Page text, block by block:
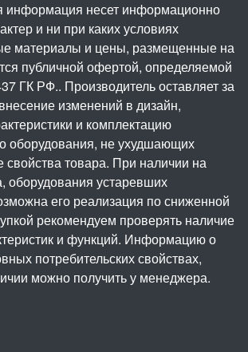
информация несет информационно
и ни при каких условиях
материалы и цены, размещенные на
публичной офертой, определяемой
ГК РФ.. Производитель оставляет за
изменений в дизайн,
и комплектацию
оборудования, не ухудшающих
свойства товара. При наличии на
оборудования устаревших
его реализация по сниженной
рекомендуем проверять наличие
и функций. Информацию о
потребительских свойствах,
можно получить у менеджера.